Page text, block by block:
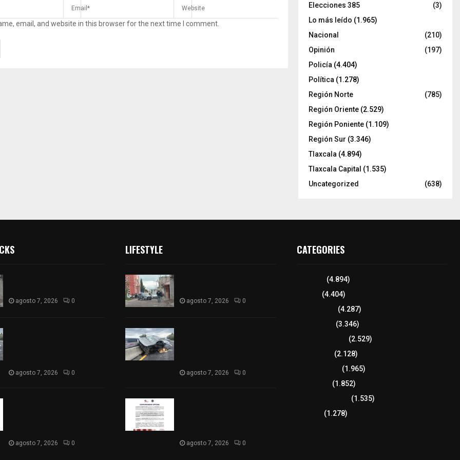
email, and website in this browser for the next time I comment.
Elecciones 385
(3)
Lo más leído (1.965)
Nacional
(210)
Opinión
(197)
Policía (4.404)
Política (1.278)
Región Norte
(785)
Región Oriente (2.529)
Región Poniente (1.109)
Región Sur (3.346)
Tlaxcala (4.894)
Tlaxcala Capital (1.535)
Uncategorized
(638)
agosto 7, 2026 0
agosto 7, 2026 0
agosto 7, 2026 0
LIFESTYLE
agosto 7, 2026 0
agosto 7, 2026 0
agosto 7, 2026 0
CATEGORIES
(4.894)
(4.404)
(4.287)
(3.346)
(2.529)
(2.128)
(1.965)
(1.852)
(1.535)
(1.278)